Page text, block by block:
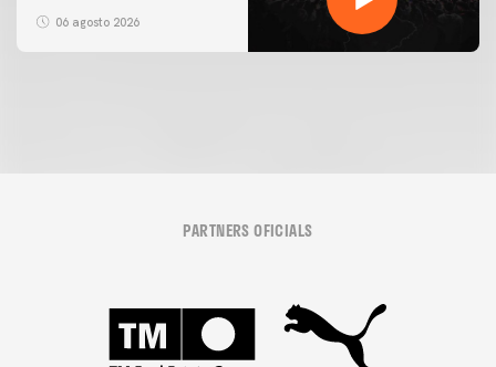
06 agosto 2026
ENTRENAMENT DEL VALENCIA CF 6/8/2026
PARTNERS OFICIALS